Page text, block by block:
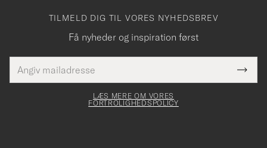
TILMELD DIG TIL VORES NYHEDSBREV
Få nyheder og inspiration først
mailadresse
skal
Tack
för
LÆS MERE OM VORES
FORTROLIGHEDSPOLICY